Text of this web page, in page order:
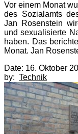
Vor einem Monat
des Sozialamts
Jan Rosenstein
und sexualisierte
haben. Das
Monat. Jan
Date: 16. Oktober
by: Technik